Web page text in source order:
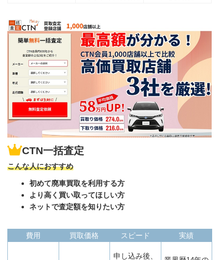
CTN一括査定
こんな人におすすめ
初めて廃車買取を利用する方
より高く買い取ってほしい方
ネットで査定額を知りたい方
費用 買取価格 スピード
申し込み後、
実績